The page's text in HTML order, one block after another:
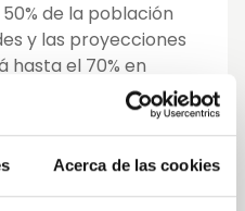
Acerca de las cookies
de la población
y las proyecciones
hasta el 70% en
de manera directa
el
de manera no
en el acceso a una